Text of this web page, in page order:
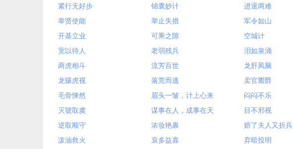
紧行无好步
锦囊妙计 进退两难
举贤使能
举止失措 军令如山
开基立业
可乘之隙 空城计
宽以待人
老弱残兵 泪如泉涌
两虎相斗
流芳百世 龙肝凤脑
龙骧虎视
落荒而逃 卖官鬻爵
毛骨悚然
眉头一皱，计上心来 闷闷不乐
灭虢取虞
谋事在人，成事在天 目不邪视
逆取顺守
浓妆艳裹 赔了夫人又折兵
泼油救火
裒多益寡 弃暗投明